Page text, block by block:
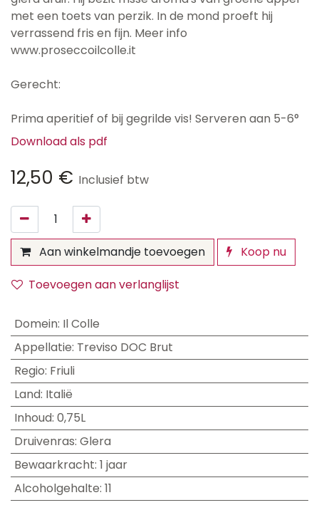
met een toets van perzik. In de mond proeft hij
verrassend fris en fijn. Meer info
www.proseccoilcolle.it
Gerecht:
Prima aperitief of bij gegrilde vis! Serveren aan 5-6°
Download als pdf
12,50 € Inclusief btw
Aan winkelmandje toevoegen
Koop nu
Toevoegen aan verlanglijst
Domein: Il Colle
Appellatie: Treviso DOC Brut
Regio: Friuli
Land: Italië
Inhoud: 0,75L
Druivenras: Glera
Bewaarkracht: 1 jaar
Alcoholgehalte: 11